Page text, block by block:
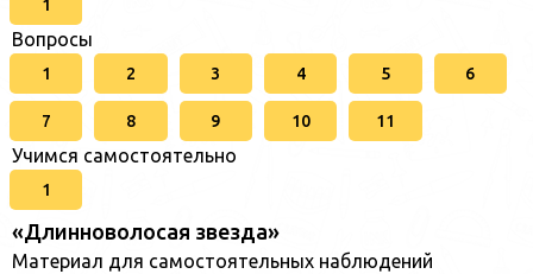
1
Вопросы
1 2 3 4 5 6
7 8 9 10 11
Учимся самостоятельно
1
«Длинноволосая звезда»
Материал для самостоятельных наблюдений